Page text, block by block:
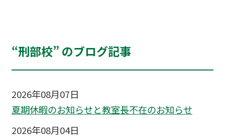
“刑部校” のブログ記事
2026年08月07日
夏期休暇のお知らせと教室長不在のお知らせ
2026年08月04日